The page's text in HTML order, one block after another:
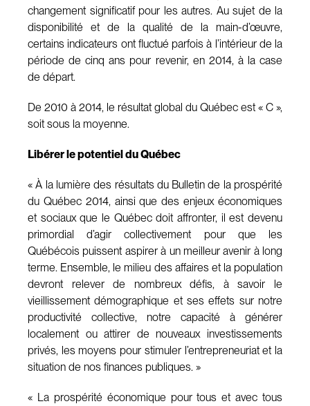
changement significatif pour les autres. Au sujet de la
disponibilité et de la qualité de la main-d’œuvre,
certains indicateurs ont fluctué parfois à l’intérieur de la
période de cinq ans pour revenir, en 2014, à la case
de départ.
De 2010 à 2014, le résultat global du Québec est « C »,
soit sous la moyenne.
Libérer le potentiel du Québec
« À la lumière des résultats du Bulletin de la prospérité
du Québec 2014, ainsi que des enjeux économiques
et sociaux que le Québec doit affronter, il est devenu
primordial d’agir collectivement pour que les
Québécois puissent aspirer à un meilleur avenir à long
terme. Ensemble, le milieu des affaires et la population
devront relever de nombreux défis, à savoir le
vieillissement démographique et ses effets sur notre
productivité collective, notre capacité à générer
localement ou attirer de nouveaux investissements
privés, les moyens pour stimuler l’entrepreneuriat et la
situation de nos finances publiques. »
« La prospérité économique pour tous et avec tous